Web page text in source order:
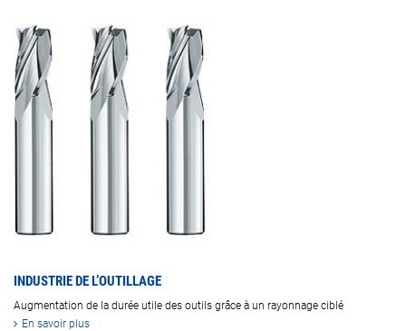
INDUSTRIE DE L’OUTILLAGE
Augmentation de la durée utile des outils grâce à un rayonnage ciblé
En savoir plus